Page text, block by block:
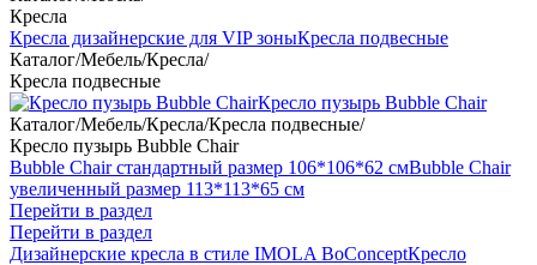
Кресла
Кресла дизайнерские для VIP зоныКресла подвесные
Каталог/Мебель/Кресла/
Кресла подвесные
Кресло пузырь Bubble Chair
Каталог/Мебель/Кресла/Кресла подвесные/
Кресло пузырь Bubble Chair
Bubble Chair стандартный размер 106*106*62 смBubble Chair
увеличенный размер 113*113*65 см
Перейти в раздел
Перейти в раздел
Дизайнерские кресла в стиле IMOLA BoConceptКресло